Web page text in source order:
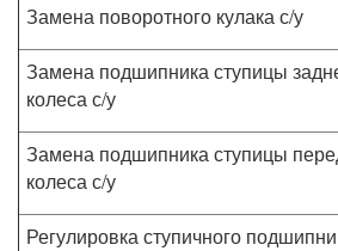
Замена поворотного кулака с/у
Замена подшипника ступицы
колеса с/у
Замена подшипника ступицы
колеса с/у
Регулировка ступичного